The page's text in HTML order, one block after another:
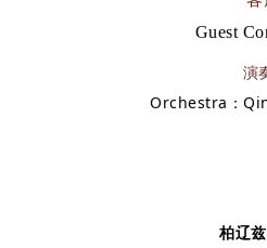
Guest
演
Orchestra：
柏辽